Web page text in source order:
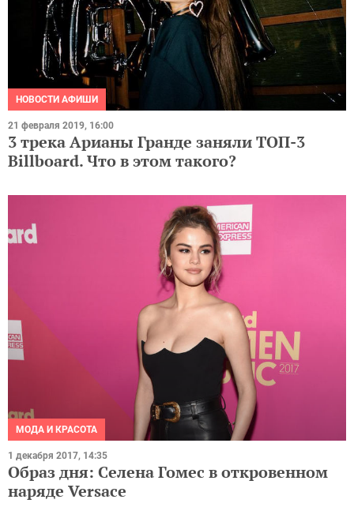
НОВОСТИ АФИШИ
21 февраля 2019, 16:00
3 трека Арианы Гранде заняли ТОП-3
Billboard. Что в этом такого?
МОДА И КРАСОТА
1 декабря 2017, 14:35
Образ дня: Селена Гомес в откровенном
наряде Versace